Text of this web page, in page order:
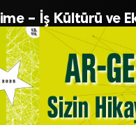
– İş Kültürü ve